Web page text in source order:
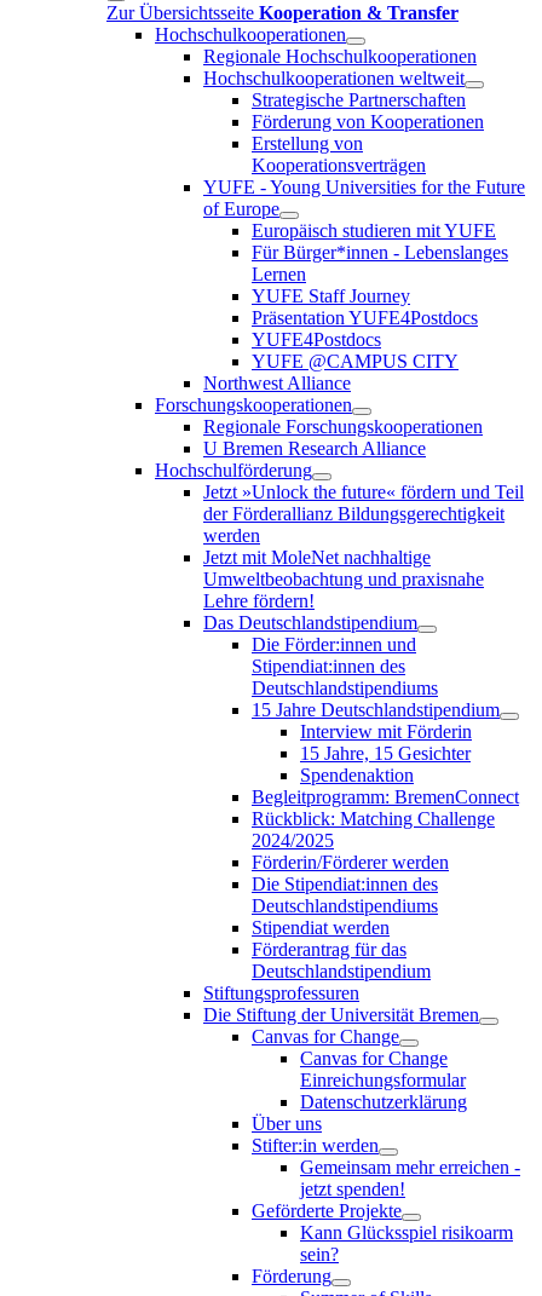
Zur Übersichtsseite Kooperation & Transfer
Hochschulkooperationen
Regionale Hochschulkooperationen
Hochschulkooperationen weltweit
Strategische Partnerschaften
Förderung von Kooperationen
Erstellung von
Kooperationsverträgen
YUFE - Young Universities for the Future
of Europe
Europäisch studieren mit YUFE
Für Bürger*innen - Lebenslanges
Lernen
YUFE Staff Journey
Präsentation YUFE4Postdocs
YUFE4Postdocs
YUFE @CAMPUS CITY
Northwest Alliance
Forschungskooperationen
Regionale Forschungskooperationen
U Bremen Research Alliance
Hochschulförderung
Jetzt »Unlock the future« fördern und Teil
der Förderallianz Bildungsgerechtigkeit
werden
Jetzt mit MoleNet nachhaltige
Umweltbeobachtung und praxisnahe
Lehre fördern!
Das Deutschlandstipendium
Die Förder:innen und
Stipendiat:innen des
Deutschlandstipendiums
15 Jahre Deutschlandstipendium
Interview mit Förderin
15 Jahre, 15 Gesichter
Spendenaktion
Begleitprogramm: BremenConnect
Rückblick: Matching Challenge
2024/2025
Förderin/Förderer werden
Die Stipendiat:innen des
Deutschlandstipendiums
Stipendiat werden
Förderantrag für das
Deutschlandstipendium
Stiftungsprofessuren
Die Stiftung der Universität Bremen
Canvas for Change
Canvas for Change
Einreichungsformular
Datenschutzerklärung
Über uns
Stifter:in werden
Gemeinsam mehr erreichen -
jetzt spenden!
Geförderte Projekte
Kann Glücksspiel risikoarm
sein?
Förderung